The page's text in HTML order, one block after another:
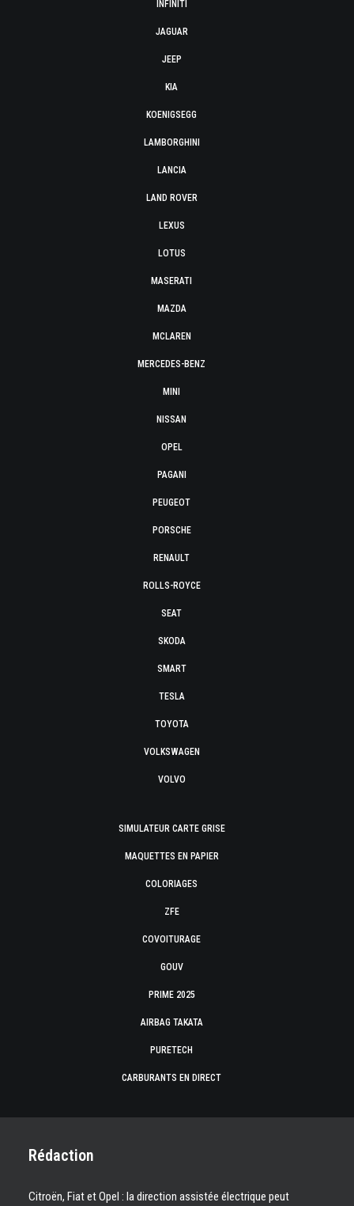
INFINITI
JAGUAR
JEEP
KIA
KOENIGSEGG
LAMBORGHINI
LANCIA
LAND ROVER
LEXUS
LOTUS
MASERATI
MAZDA
MCLAREN
MERCEDES-BENZ
MINI
NISSAN
OPEL
PAGANI
PEUGEOT
PORSCHE
RENAULT
ROLLS-ROYCE
SEAT
SKODA
SMART
TESLA
TOYOTA
VOLKSWAGEN
VOLVO
SIMULATEUR CARTE GRISE
MAQUETTES EN PAPIER
COLORIAGES
ZFE
COVOITURAGE
GOUV
PRIME 2025
AIRBAG TAKATA
PURETECH
CARBURANTS EN DIRECT
Rédaction
Citroën, Fiat et Opel : la direction assistée électrique peut